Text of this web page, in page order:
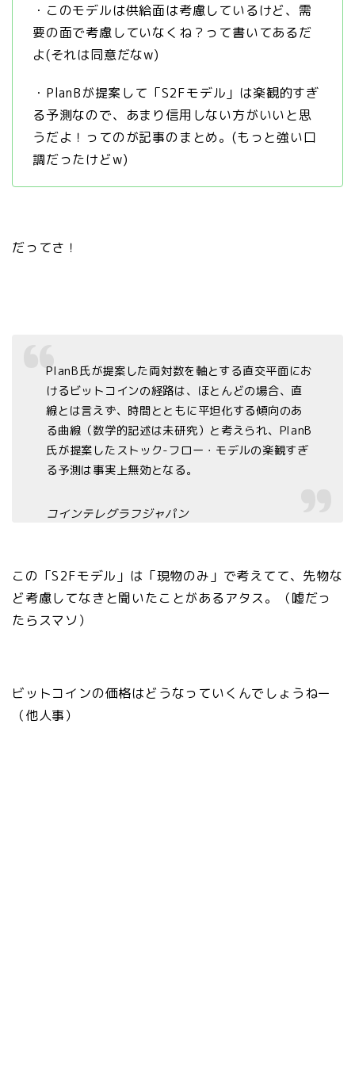
・このモデルは供給面は考慮しているけど、需
要の面で考慮していなくね？って書いてあるだ
よ(それは同意だなw)
・PlanBが提案して「S2Fモデル」は楽観的すぎ
る予測なので、あまり信用しない方がいいと思
うだよ！ってのが記事のまとめ。(もっと強い口
調だったけどw)
だってさ！
PlanB氏が提案した両対数を軸とする直交平面にお
けるビットコインの経路は、ほとんどの場合、直
線とは言えず、時間とともに平坦化する傾向のあ
る曲線（数学的記述は未研究）と考えられ、PlanB
氏が提案したストック-フロー・モデルの楽観すぎ
る予測は事実上無効となる。
コインテレグラフジャパン
この「S2Fモデル」は「現物のみ」で考えてて、先物な
ど考慮してなきと聞いたことがあるアタス。（嘘だっ
たらスマソ）
ビットコインの価格はどうなっていくんでしょうねー
（他人事）